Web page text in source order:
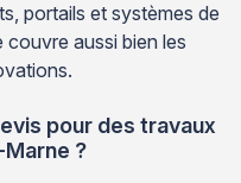
portails et systèmes de
aussi bien les
pour des travaux
?